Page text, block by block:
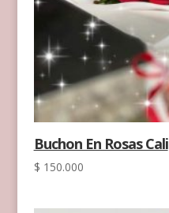
Buchon En Rosas Cali
$ 150.000